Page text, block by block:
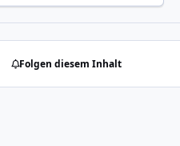
Folgen diesem Inhalt